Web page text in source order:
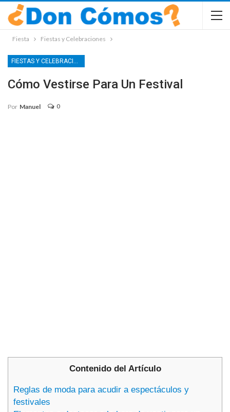
Fiesta Fiestas y Celebraciones
FIESTAS Y CELEBRACIONES
Cómo Vestirse Para Un Festival
Por Manuel 0
Contenido del Artículo
Reglas de moda para acudir a espectáculos y
festivales